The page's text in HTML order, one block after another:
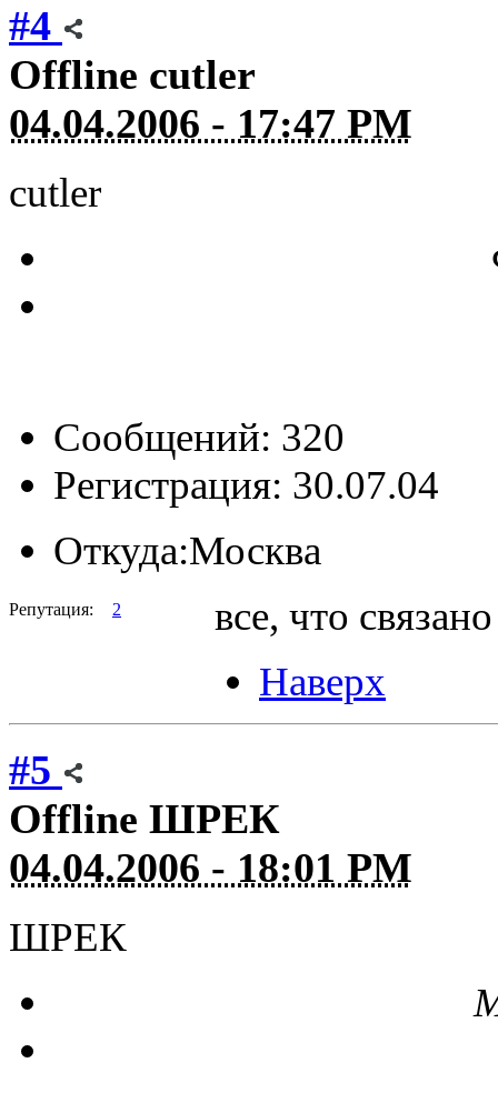
#4
Offline cutler
04.04.2006 - 17:47 PM
cutler
Сообщений: 320
Регистрация: 30.07.04
Откуда:Москва
Репутация: 2
все, что
Наверх
#5
Offline ШРЕК
04.04.2006 - 18:01 PM
ШРЕК